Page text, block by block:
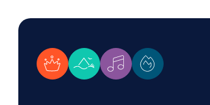
WDL Starnberger See
WDL Dünenhof
WDL MusicalsWDL Academy